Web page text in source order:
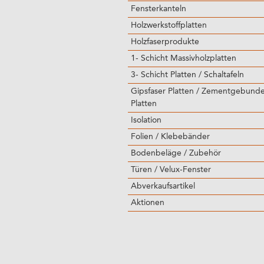
Fensterkanteln
Holzwerkstoffplatten
Holzfaserprodukte
1- Schicht Massivholzplatten
3- Schicht Platten / Schaltafeln
Gipsfaser Platten /
Platten
Isolation
Folien / Klebebänder
Bodenbeläge / Zubehör
Türen / Velux-Fenster
Abverkaufsartikel
Aktionen